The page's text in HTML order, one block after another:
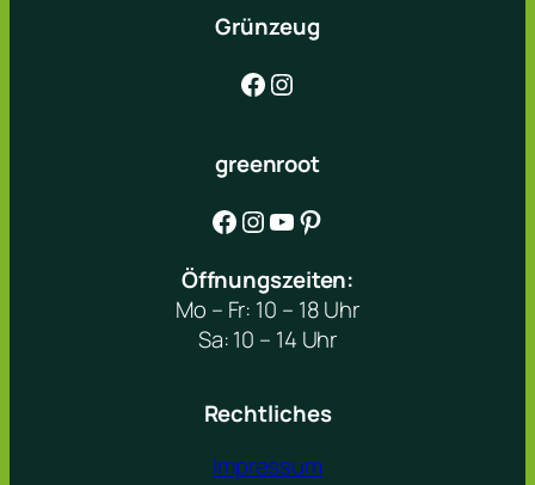
Grünzeug
Facebook Instagram
greenroot
Facebook Instagram YouTube Pinterest
Öffnungszeiten:
Mo – Fr: 10 – 18 Uhr
Sa: 10 – 14 Uhr
Rechtliches
Impressum